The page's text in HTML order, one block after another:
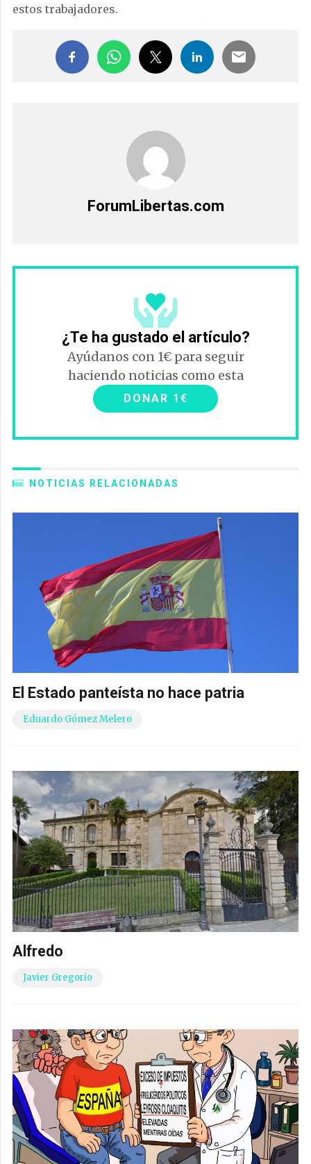
estos trabajadores.
ForumLibertas.com
¿Te ha gustado el artículo?
Ayúdanos con 1€ para seguir
haciendo noticias como esta
DONAR 1€
NOTICIAS RELACIONADAS
El Estado panteísta no hace patria
Eduardo Gómez Melero
Alfredo
Javier Gregorio